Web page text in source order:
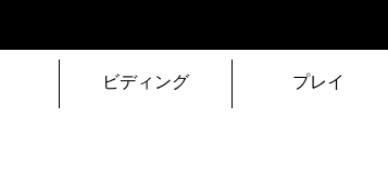
ビディング プレイ